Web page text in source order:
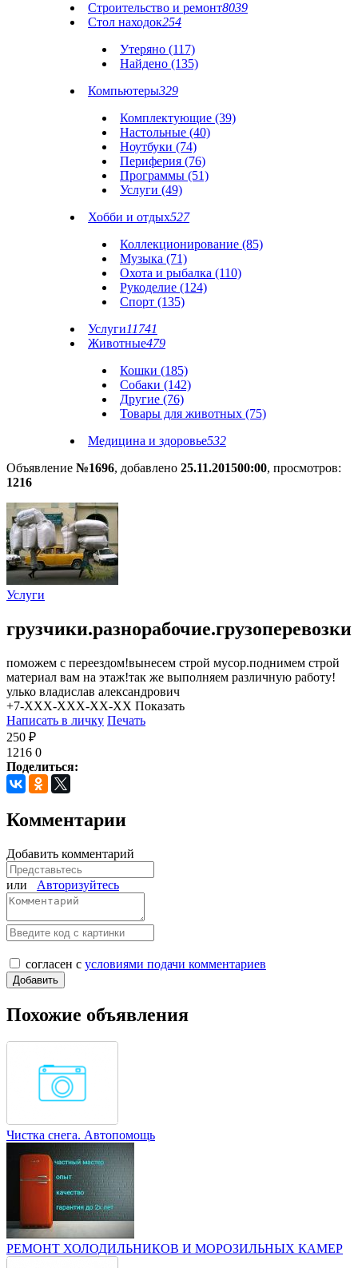
Строительство и ремонт8039
Стол находок254
Утеряно (117)
Найдено (135)
Компьютеры329
Комплектующие (39)
Настольные (40)
Ноутбуки (74)
Периферия (76)
Программы (51)
Услуги (49)
Хобби и отдых527
Коллекционирование (85)
Музыка (71)
Охота и рыбалка (110)
Рукоделие (124)
Спорт (135)
Услуги11741
Животные479
Кошки (185)
Собаки (142)
Другие (76)
Товары для животных (75)
Медицина и здоровье532
Объявление №1696, добавлено 25.11.201500:00, просмотров:
1216
Услуги
грузчики.разнорабочие.грузоперевозки
поможем с переездом!вынесем строй мусор.поднимем строй
материал вам на этаж!так же выполняем различную работу!
улько владислав александрович
+7-XXX-XXX-XX-XX Показать
Написать в личку Печать
250 ₽
1216 0
Поделиться:
Комментарии
Добавить комментарий
или Авторизуйтесь
согласен с условиями подачи комментариев
Похожие объявления
Чистка снега. Автопомощь
РЕМОНТ ХОЛОДИЛЬНИКОВ И МОРОЗИЛЬНЫХ КАМЕР